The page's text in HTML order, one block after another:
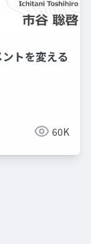
トを変える
60K